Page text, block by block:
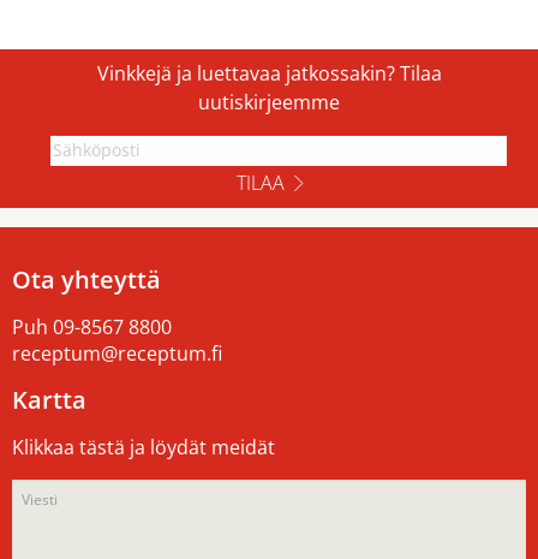
Vinkkejä ja luettavaa jatkossakin? Tilaa
uutiskirjeemme
TILAA
Ota yhteyttä
Puh 09-8567 8800
receptum@receptum.fi
Kartta
Klikkaa tästä ja löydät meidät